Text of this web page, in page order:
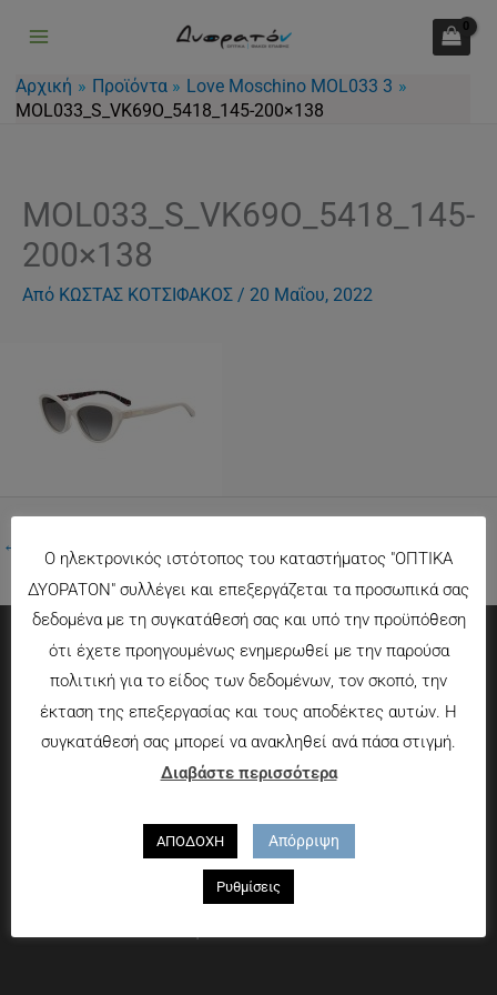
περιεχόμενο
Αρχική Προϊόντα
Love Moschino MOL033 3
MOL033_S_VK69O_5418_145-200×138
MOL033_S_VK69O_5418_145-
200×138
Από ΚΩΣΤΑΣ ΚΟΤΣΙΦΑΚΟΣ / 20 Μαΐου, 2022
←
Πληροφορίες
Τρόποι πληρωμής
Τρόποι αποστολής
Πολιτική επιστροφών
Που θα μας βρείτε
Χαροκόπου 13-15, Αθήνα 176 72
Ο ηλεκτρονικός ιστότοπος του καταστήματος "ΟΠΤΙΚΑ
ΔΥΟΡΑΤΟΝ" συλλέγει και επεξεργάζεται τα προσωπικά σας
δεδομένα με τη συγκατάθεσή σας και υπό την προϋπόθεση
ότι έχετε προηγουμένως ενημερωθεί με την παρούσα
πολιτική για το είδος των δεδομένων, τον σκοπό, την
έκταση της επεξεργασίας και τους αποδέκτες αυτών. Η
συγκατάθεσή σας μπορεί να ανακληθεί ανά πάσα στιγμή.
Διαβάστε περισσότερα
ΑΠΟΔΟΧΗ Απόρριψη
Ρυθμίσεις